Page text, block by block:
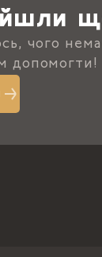
чого
допомогти!